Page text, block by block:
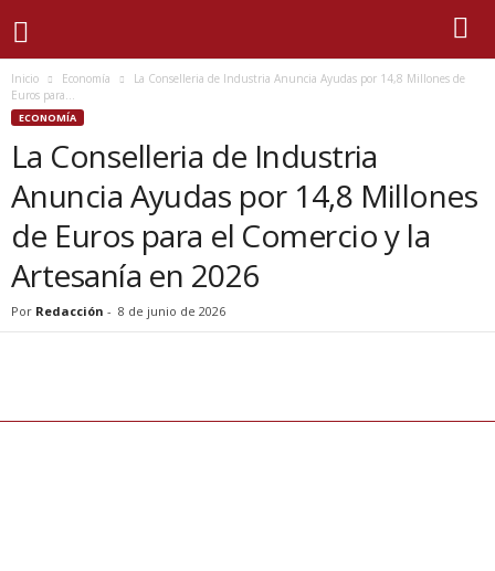
Inicio Economía
La Conselleria de Industria Anuncia Ayudas por 14,8 Millones de
Euros para...
ECONOMÍA
La Conselleria de Industria
Anuncia Ayudas por 14,8 Millones
de Euros para el Comercio y la
Artesanía en 2026
Por Redacción - 8 de junio de 2026